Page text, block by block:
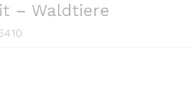
– Waldtiere